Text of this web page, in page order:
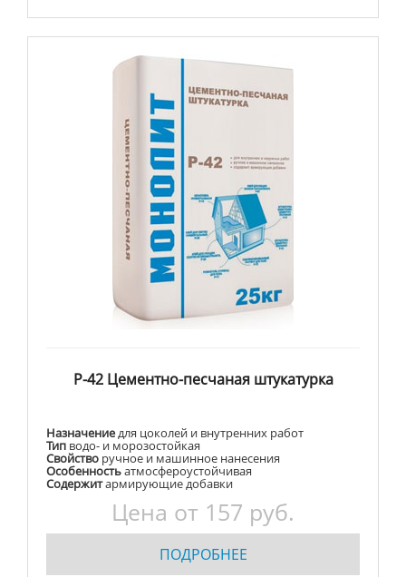
Р-42 Цементно-песчаная штукатурка
Назначениедля цоколей и внутренних работ
Тип водо- и морозостойкая
Свойство ручное и машинное нанесения
Особенностьатмосфероустойчивая
Содержитармирующие добавки
Цена от 157 руб.
ПОДРОБНЕЕ